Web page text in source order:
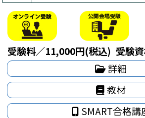
受験料／11,000円(税込) 受験
詳細
教材
SMART合格講